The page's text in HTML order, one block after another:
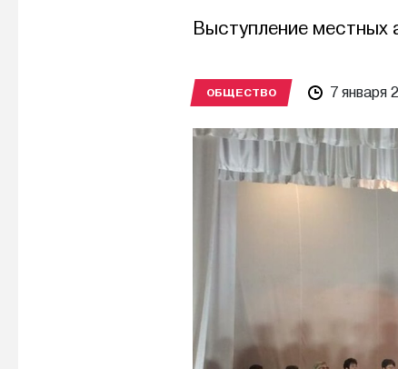
Выступление местных
ОБЩЕСТВО 7 января